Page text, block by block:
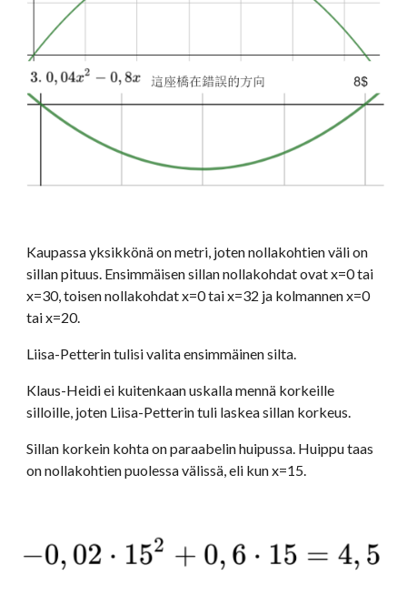
Kaupassa yksikkönä on metri, joten nollakohtien väli on
sillan pituus. Ensimmäisen sillan nollakohdat ovat x=0 tai
x=30, toisen nollakohdat x=0 tai x=32 ja kolmannen x=0
tai x=20.
Liisa-Petterin tulisi valita ensimmäinen silta.
Klaus-Heidi ei kuitenkaan uskalla mennä korkeille
silloille, joten Liisa-Petterin tuli laskea sillan korkeus.
Sillan korkein kohta on paraabelin huipussa. Huippu taas
on nollakohtien puolessa välissä, eli kun x=15.